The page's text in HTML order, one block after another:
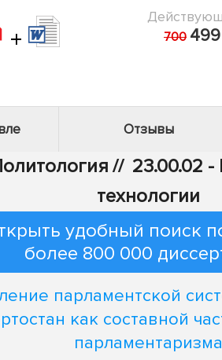
+ 700
Отзывы
// 23.00.02
технологии
удобный поиск
более 800 000
парламентской
как составной
парламентаризма